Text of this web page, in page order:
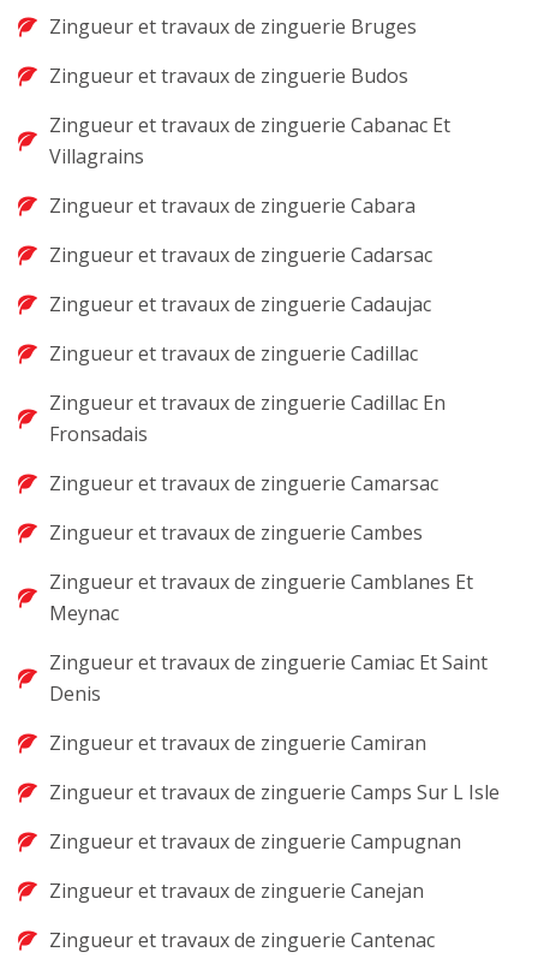
Zingueur et travaux de zinguerie Bruges
Zingueur et travaux de zinguerie Budos
Zingueur et travaux de zinguerie Cabanac Et
Villagrains
Zingueur et travaux de zinguerie Cabara
Zingueur et travaux de zinguerie Cadarsac
Zingueur et travaux de zinguerie Cadaujac
Zingueur et travaux de zinguerie Cadillac
Zingueur et travaux de zinguerie Cadillac En
Fronsadais
Zingueur et travaux de zinguerie Camarsac
Zingueur et travaux de zinguerie Cambes
Zingueur et travaux de zinguerie Camblanes Et
Meynac
Zingueur et travaux de zinguerie Camiac Et Saint
Denis
Zingueur et travaux de zinguerie Camiran
Zingueur et travaux de zinguerie Camps Sur L Isle
Zingueur et travaux de zinguerie Campugnan
Zingueur et travaux de zinguerie Canejan
Zingueur et travaux de zinguerie Cantenac